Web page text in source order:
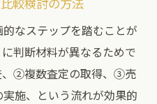
なステップを踏むことが
判断材料が異なるためで
、②複数査定の取得、③売
施、という流れが効果的